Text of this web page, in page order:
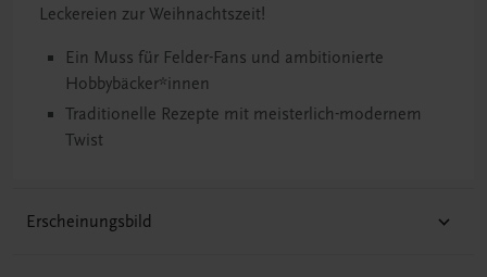
Leckereien zur Weihnachtszeit!
Ein Muss für Felder-Fans und ambitionierte
Hobbybäcker*innen
Traditionelle Rezepte mit meisterlich-modernem
Twist
Erscheinungsbild